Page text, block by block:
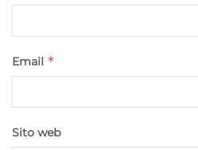
Email *
Sito web